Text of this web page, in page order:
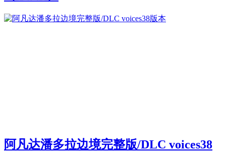
阿凡达潘多拉边境完整版/DLC voices38